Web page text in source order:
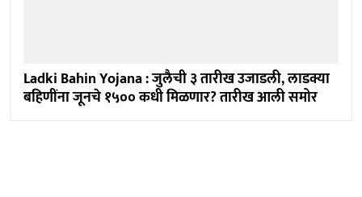
Ladki Bahin Yojana : जुलैची ३ तारीख उजाडली, लाडक्या
बहि‍णींना जूनचे १५०० कधी मिळणार? तारीख आली समोर